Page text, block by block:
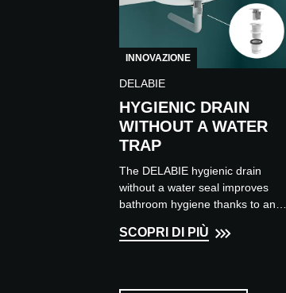
INNOVAZIONE
DELABIE
HYGIENIC DRAIN
WITHOUT A WATER
TRAP
The DELABIE hygienic drain
without a water seal improves
bathroom hygiene thanks to an
prevents odours from rising
SCOPRI DI PIÙ